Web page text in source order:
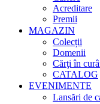
Acreditare
Premii
MAGAZIN
Colecții
Domenii
Cărţi în
CATALOG
EVENIMENTE
Lansări de